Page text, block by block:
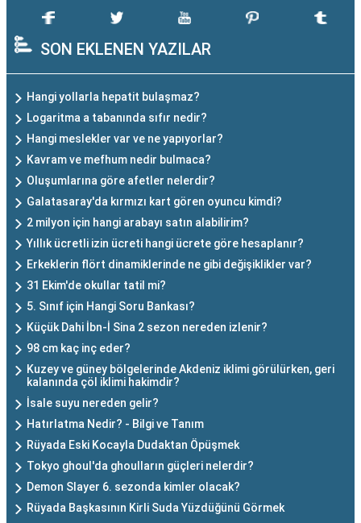
SON EKLENEN YAZILAR
Hangi yollarla hepatit bulaşmaz?
Logaritma a tabanında sıfır nedir?
Hangi meslekler var ve ne yapıyorlar?
Kavram ve mefhum nedir bulmaca?
Oluşumlarına göre afetler nelerdir?
Galatasaray'da kırmızı kart gören oyuncu kimdi?
2 milyon için hangi arabayı satın alabilirim?
Yıllık ücretli izin ücreti hangi ücrete göre hesaplanır?
Erkeklerin flört dinamiklerinde ne gibi değişiklikler var?
31 Ekim'de okullar tatil mi?
5. Sınıf için Hangi Soru Bankası?
Küçük Dahi İbn-İ Sina 2 sezon nereden izlenir?
98 cm kaç inç eder?
Kuzey ve güney bölgelerinde Akdeniz iklimi görülürken, geri
kalanında çöl iklimi hakimdir?
İsale suyu nereden gelir?
Hatırlatma Nedir? - Bilgi ve Tanım
Rüyada Eski Kocayla Dudaktan Öpüşmek
Tokyo ghoul'da ghoulların güçleri nelerdir?
Demon Slayer 6. sezonda kimler olacak?
Rüyada Başkasının Kirli Suda Yüzdüğünü Görmek